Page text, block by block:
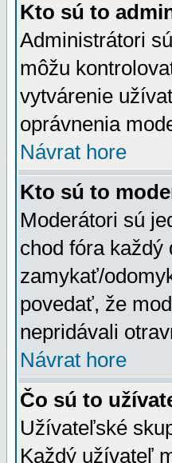
Kto sú to
Administrátori
môžu
vytvárenie
oprávnenia
Návrat hore
Kto sú to
Moderátori sú
chod fóra
zamykať/
povedať, že
nepridávali
Návrat hore
Čo sú to
Užívateľské
Každý užívateľ